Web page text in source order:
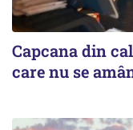
Capcana din
care nu se